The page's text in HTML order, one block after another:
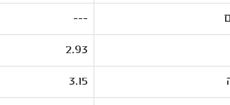
---
2.93
3.15